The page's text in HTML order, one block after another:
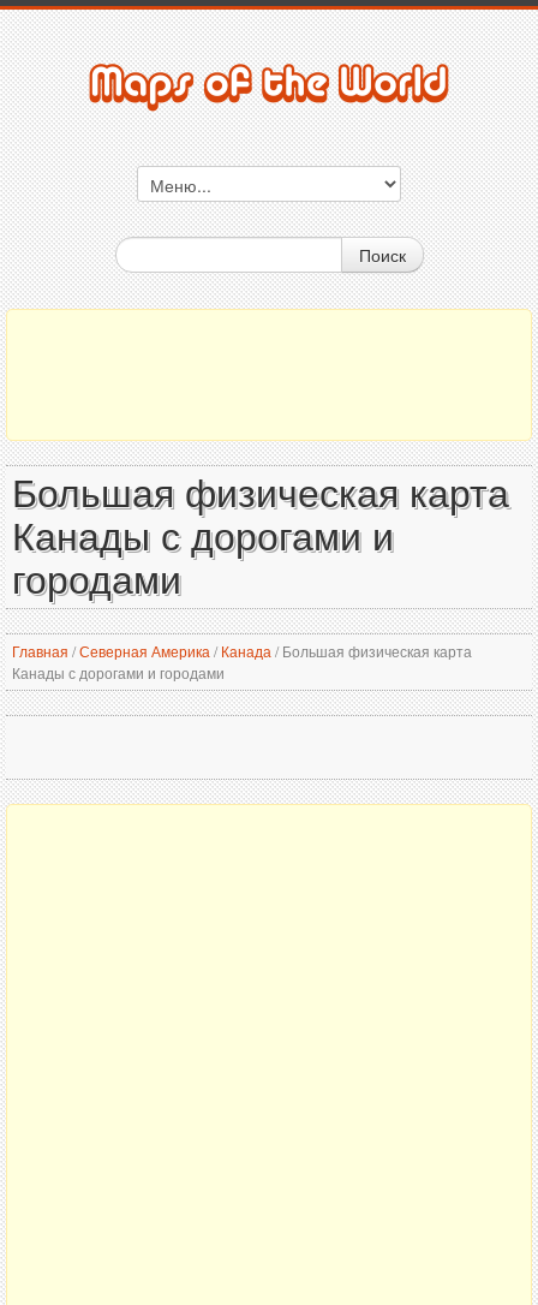
Поиск
Большая физическая карта
Канады с дорогами и
городами
Главная /Северная Америка / Канада /Большая физическая карта
Канады с дорогами и городами